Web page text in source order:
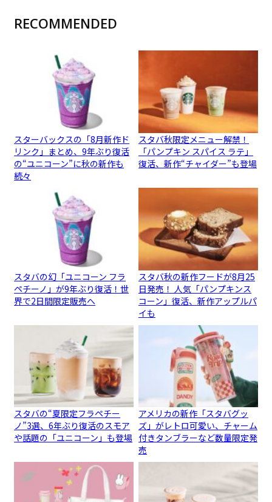
RECOMMENDED
スターバックスの「8月新作ド
リンク」まとめ、9年ぶり復活
の“ユニコーン”に秋の新作も
続々
スタバ秋限定メニュー解禁！
「パンプキン スパイス ラテ」
復活、新作“チャイダー”も登場
スタバの幻「ユニコーン フラ
ペチーノ」が9年ぶり復活！世
界で2日間限定販売へ
スタバ秋の新作フードが8月25
日発売！ 人気「パンプキンス
コーン」復活、新作アップルパ
イも
スタバの“夏限定フラペチー
ノ”3選、6年ぶり復活のスモア
や話題の「ユニコーン」も登場
アメリカの新作「スタバグッ
ズ」がレトロ可愛い、チャーム
付きタンブラーなど数量限定発
売